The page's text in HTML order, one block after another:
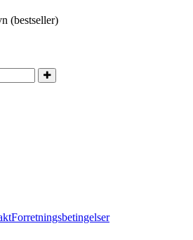
(bestseller)
Forretningsbetingelser